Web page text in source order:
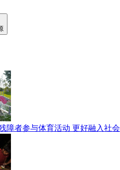
障者参与体育活动 更好融入社会